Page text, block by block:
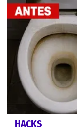
HACKS